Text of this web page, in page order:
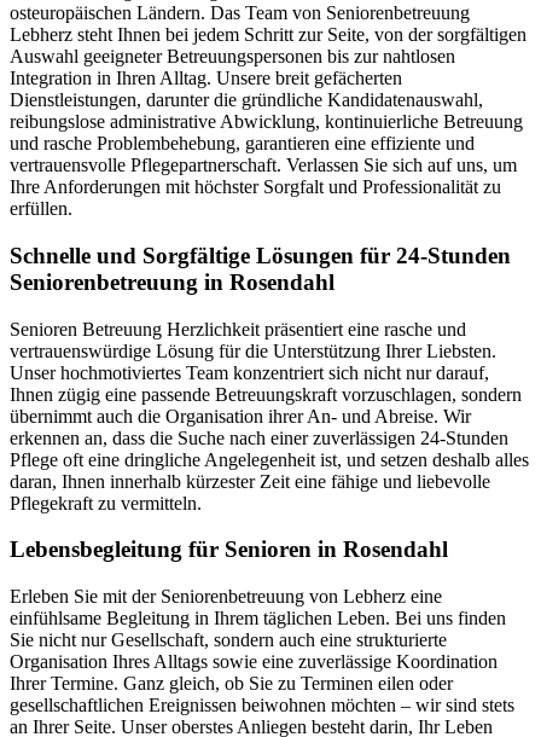
osteuropäischen Ländern. Das Team von Seniorenbetreuung
Lebherz steht Ihnen bei jedem Schritt zur Seite, von der sorgfältigen
Auswahl geeigneter Betreuungspersonen bis zur nahtlosen
Integration in Ihren Alltag. Unsere breit gefächerten
Dienstleistungen, darunter die gründliche Kandidatenauswahl,
reibungslose administrative Abwicklung, kontinuierliche Betreuung
und rasche Problembehebung, garantieren eine effiziente und
vertrauensvolle Pflegepartnerschaft. Verlassen Sie sich auf uns, um
Ihre Anforderungen mit höchster Sorgfalt und Professionalität zu
erfüllen.
Schnelle und Sorgfältige Lösungen für 24-Stunden
Seniorenbetreuung in Rosendahl
Senioren Betreuung Herzlichkeit präsentiert eine rasche und
vertrauenswürdige Lösung für die Unterstützung Ihrer Liebsten.
Unser hochmotiviertes Team konzentriert sich nicht nur darauf,
Ihnen zügig eine passende Betreuungskraft vorzuschlagen, sondern
übernimmt auch die Organisation ihrer An- und Abreise. Wir
erkennen an, dass die Suche nach einer zuverlässigen 24-Stunden
Pflege oft eine dringliche Angelegenheit ist, und setzen deshalb alles
daran, Ihnen innerhalb kürzester Zeit eine fähige und liebevolle
Pflegekraft zu vermitteln.
Lebensbegleitung für Senioren in Rosendahl
Erleben Sie mit der Seniorenbetreuung von Lebherz eine
einfühlsame Begleitung in Ihrem täglichen Leben. Bei uns finden
Sie nicht nur Gesellschaft, sondern auch eine strukturierte
Organisation Ihres Alltags sowie eine zuverlässige Koordination
Ihrer Termine. Ganz gleich, ob Sie zu Terminen eilen oder
gesellschaftlichen Ereignissen beiwohnen möchten – wir sind stets
an Ihrer Seite. Unser oberstes Anliegen besteht darin, Ihr Leben